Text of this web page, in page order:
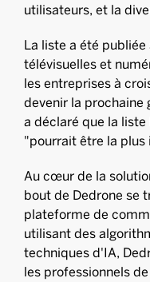
utilisateurs, et la
La liste a été
télévisuelles et
les entreprises à
devenir la prochaine
a déclaré que la
"pourrait être la
Au cœur de la
bout de Dedrone se
plateforme de
utilisant des
techniques d'IA,
les professionnels